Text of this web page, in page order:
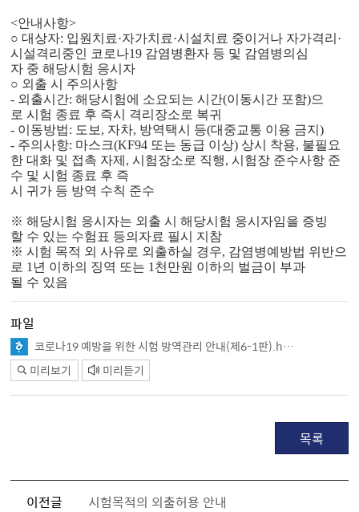
<안내사항>
○ 대상자: 입원치료·자가치료·시설치료 중이거나 자가격리·
시설격리중인 코로나19 감염병환자 등 및 감염병의심
자 중 해당시험 응시자
○ 외출 시 주의사항
- 외출시간: 해당시험에 소요되는 시간(이동시간 포함)으
로 시험 종료 후 즉시 격리장소로 복귀
- 이동방법: 도보, 자차, 방역택시 등(대중교통 이용 금지)
- 주의사항: 마스크(KF94 또는 동급 이상) 상시 착용, 불필요
한 대화 및 접촉 자제, 시험장소로 직행, 시험장 준수사항 준
수 및 시험 종료 후 즉
시 귀가 등 방역 수칙 준수
※ 해당시험 응시자는 외출 시 해당시험 응시자임을 증빙
할 수 있는 수험표 등의 자료 필시 지참
※ 시험 목적 외 사유로 외출하실 경우, 감염병예방법 위반으
로 1년 이하의 징역 또는 1천만원 이하의 벌금이 부과
될 수 있음
파일
코로나19 예방을 위한 시험 방역관리 안내(제6-1판).hwp
미리보기 미리듣기
목록
이전글 시험목적의 외출허용 안내